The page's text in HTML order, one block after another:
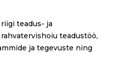
teadus- ja
teadustöö,
ja tegevuste ning